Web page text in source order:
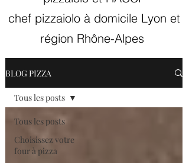
chef pizzaiolo à domicile Lyon et
région Rhône-Alpes
BLOG PIZZA
Tous les posts
Choisissez votre
four à pizza
Tous les posts